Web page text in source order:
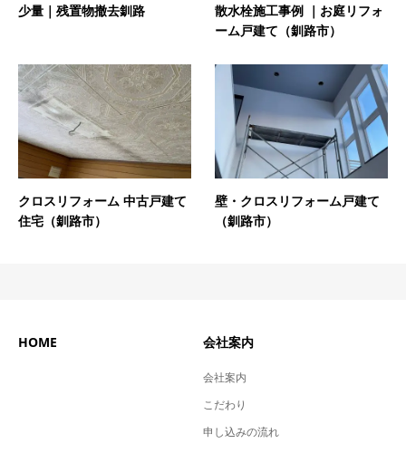
少量｜残置物撤去釧路
散水栓施工事例 ｜お庭リフォ
ーム戸建て（釧路市）
クロスリフォーム 中古戸建て
住宅（釧路市）
壁・クロスリフォーム戸建て
（釧路市）
HOME 会社案内
会社案内
こだわり
申し込みの流れ